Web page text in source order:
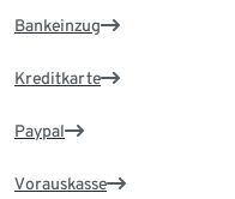
Bankeinzug
Kreditkarte
Paypal
Vorauskasse